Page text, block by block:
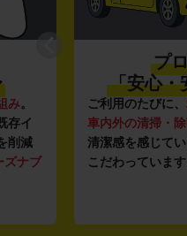
み。
存イ
削減
ズナブ
プ
「安心・
ご利用のたびに、
車内外の清掃・
清潔感を感じて
こだわっています